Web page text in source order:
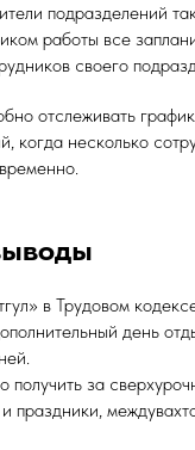
подразделений
работы все
своего
отслеживать
когда несколько
в Трудовом
день
получить за
праздники,